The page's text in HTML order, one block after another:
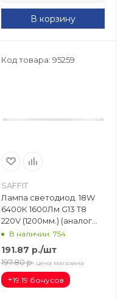
В корзину
Код товара: 95259
SAFFIT
Лампа светодиод. 18W
6400К 1600Лм G13 T8
220V (1200мм.) (аналог
L36) матовая SBT1218
В наличии: 754
191.87 р./шт
197.80 р. цена магазина
+19.19 бонусов